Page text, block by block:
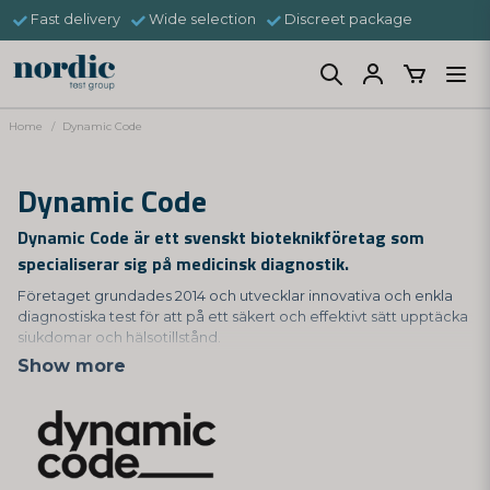
Fast delivery Wide selection Discreet package
Home Dynamic Code
Dynamic Code
Dynamic Code är ett svenskt bioteknikföretag som
specialiserar sig på medicinsk diagnostik.
Företaget grundades 2014 och utvecklar innovativa och enkla
diagnostiska test för att på ett säkert och effektivt sätt upptäcka
sjukdomar och hälsotillstånd.
för att undersöka genetisk risk för olika sjukdomar, och
hälsotester för att mäta bl.a. vitamin- och mineralnivåer. Deras
tester är CE-märkta och godkända av svenska
Läkemedelsverket.
Show more